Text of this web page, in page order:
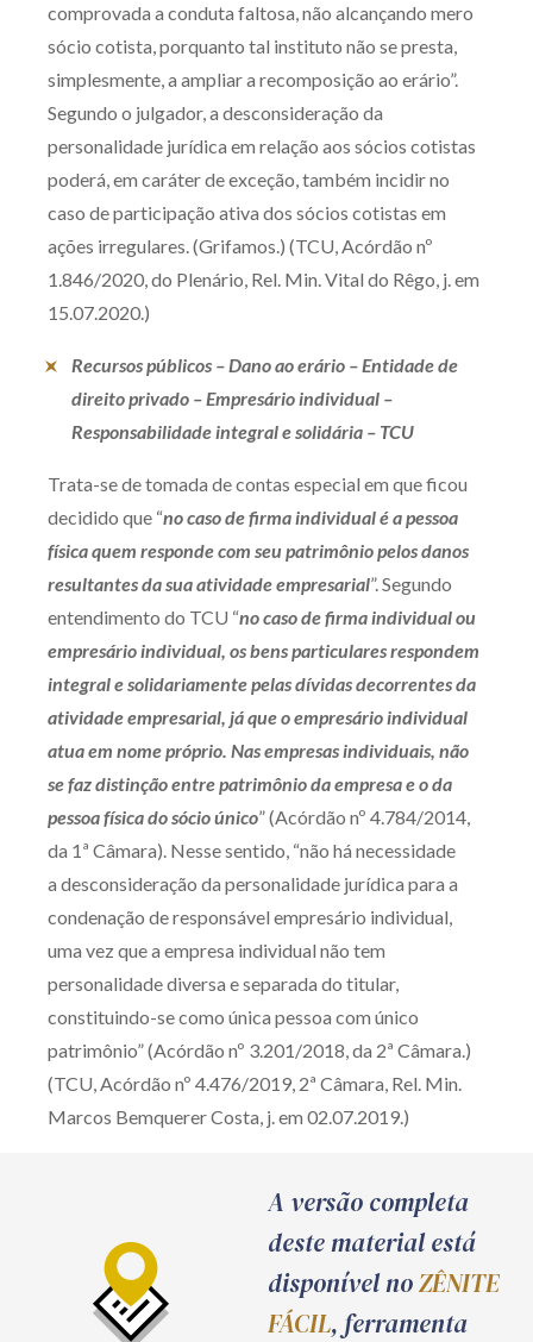
comprovada a conduta faltosa, não alcançando mero
sócio cotista, porquanto tal instituto não se presta,
simplesmente, a ampliar a recomposição ao erário”.
Segundo o julgador, a desconsideração da
personalidade jurídica em relação aos sócios cotistas
poderá, em caráter de exceção, também incidir no
caso de participação ativa dos sócios cotistas em
ações irregulares. (Grifamos.) (TCU, Acórdão nº
1.846/2020, do Plenário, Rel. Min. Vital do Rêgo, j. em
15.07.2020.)
Recursos públicos – Dano ao erário – Entidade de
direito privado – Empresário individual –
Responsabilidade integral e solidária – TCU
Trata-se de tomada de contas especial em que ficou
decidido que “no caso de firma individual é a pessoa
física quem responde com seu patrimônio pelos danos
resultantes da sua atividade empresarial”. Segundo
entendimento do TCU “no caso de firma individual ou
empresário individual, os bens particulares respondem
integral e solidariamente pelas dívidas decorrentes da
atividade empresarial, já que o empresário individual
atua em nome próprio. Nas empresas individuais, não
se faz distinção entre patrimônio da empresa e o da
pessoa física do sócio único” (Acórdão nº 4.784/2014,
da 1ª Câmara). Nesse sentido, “não há necessidade
a desconsideração da personalidade jurídica para a
condenação de responsável empresário individual,
uma vez que a empresa individual não tem
personalidade diversa e separada do titular,
constituindo-se como única pessoa com único
patrimônio” (Acórdão nº 3.201/2018, da 2ª Câmara.)
(TCU, Acórdão nº 4.476/2019, 2ª Câmara, Rel. Min.
Marcos Bemquerer Costa, j. em 02.07.2019.)
A versão completa
deste material está
disponível noZÊNITE
FÁCIL, ferramenta